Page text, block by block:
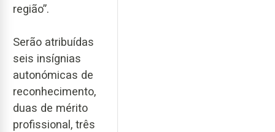
região”.
Serão atribuídas
seis insígnias
autonómicas de
reconhecimento,
duas de mérito
profissional, três